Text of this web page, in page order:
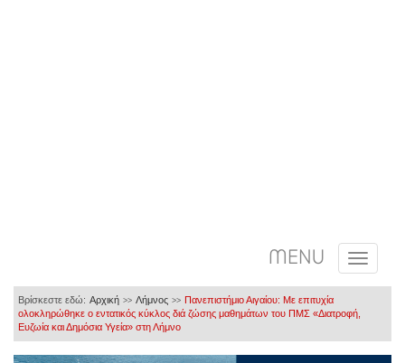
MENU
Βρίσκεστε εδώ: Αρχική >> Λήμνος >> Πανεπιστήμιο Αιγαίου: Με επιτυχία
ολοκληρώθηκε ο εντατικός κύκλος διά ζώσης μαθημάτων του ΠΜΣ «Διατροφή,
Ευζωία και Δημόσια Υγεία» στη Λήμνο